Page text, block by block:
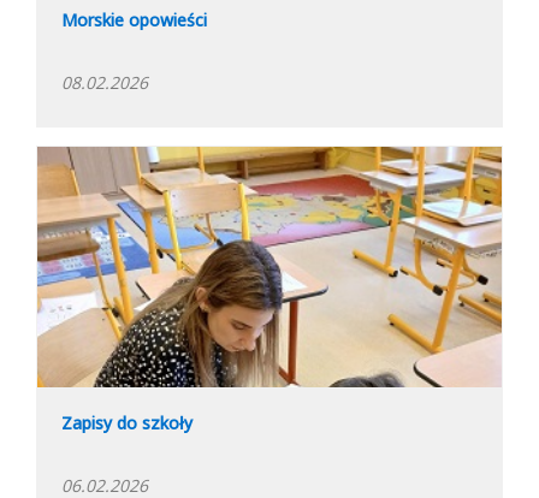
Morskie opowieści
08.02.2026
Zapisy do szkoły
06.02.2026